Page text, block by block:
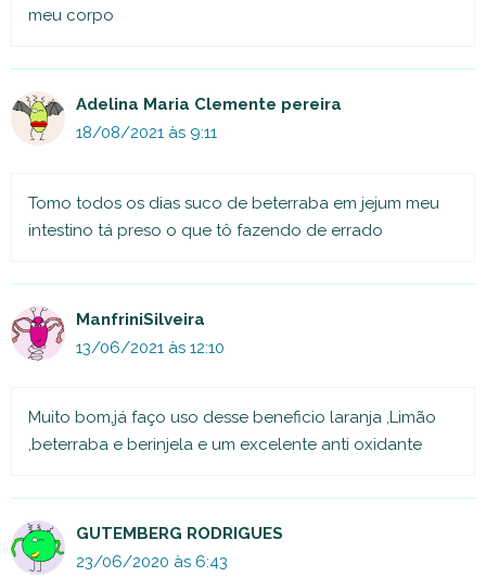
meu corpo
Adelina Maria Clemente pereira
18/08/2021 às 9:11
Tomo todos os dias suco de beterraba em jejum meu
intestino tá preso o que tô fazendo de errado
ManfriniSilveira
13/06/2021 às 12:10
Muito bom,já faço uso desse beneficio laranja ,Limão
,beterraba e berinjela e um excelente anti oxidante
GUTEMBERG RODRIGUES
23/06/2020 às 6:43